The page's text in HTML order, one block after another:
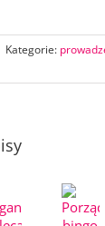
Kategorie: